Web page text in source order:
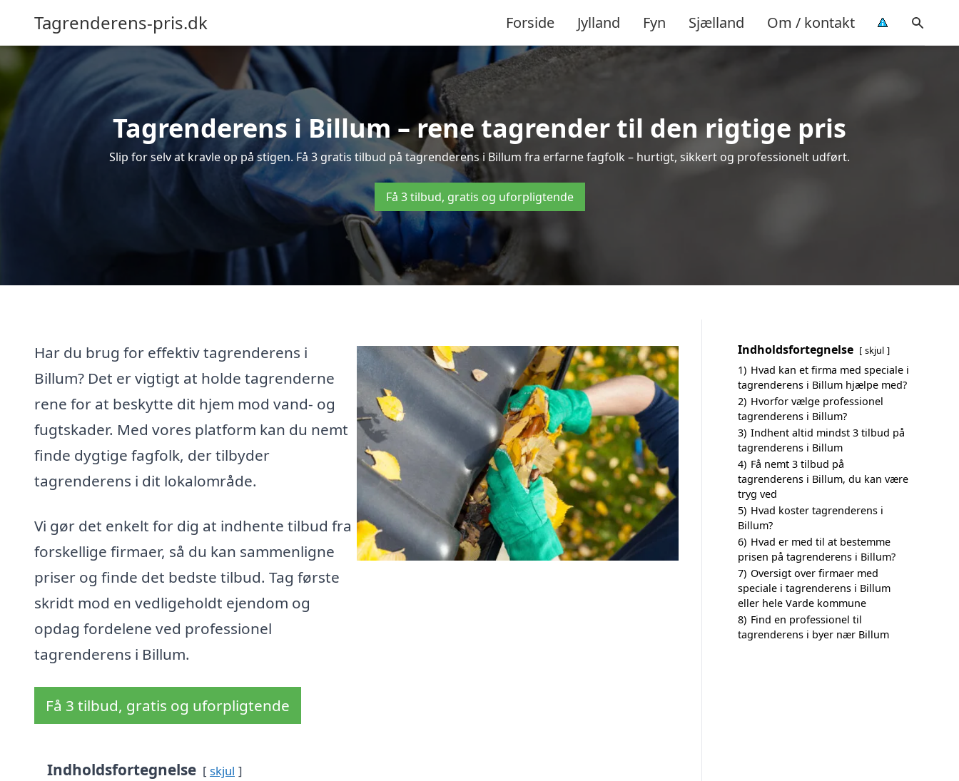
Tagrenderens-pris.dk Forside Jylland Fyn Sjælland Om / kontakt
Tagrenderens i Billum – rene tagrender til den rigtige pris
Slip for selv at kravle op på stigen. Få 3 gratis tilbud på tagrenderens i Billum fra erfarne fagfolk – hurtigt, sikkert og professionelt udført.
Få 3 tilbud, gratis og uforpligtende
Har du brug for effektiv tagrenderens i
Billum? Det er vigtigt at holde tagrenderne
rene for at beskytte dit hjem mod vand- og
fugtskader. Med vores platform kan du nemt
finde dygtige fagfolk, der tilbyder
tagrenderens i dit lokalområde.
Vi gør det enkelt for dig at indhente tilbud fra
forskellige firmaer, så du kan sammenligne
priser og finde det bedste tilbud. Tag første
skridt mod en vedligeholdt ejendom og
opdag fordelene ved professionel
tagrenderens i Billum.
Få 3 tilbud, gratis og uforpligtende
Indholdsfortegnelse skjul
Indholdsfortegnelse skjul
1) Hvad kan et firma med speciale i
tagrenderens i Billum hjælpe med?
2) Hvorfor vælge professionel
tagrenderens i Billum?
3) Indhent altid mindst 3 tilbud på
tagrenderens i Billum
4) Få nemt 3 tilbud på
tagrenderens i Billum, du kan være
tryg ved
5) Hvad koster tagrenderens i
Billum?
6) Hvad er med til at bestemme
prisen på tagrenderens i Billum?
7) Oversigt over firmaer med
speciale i tagrenderens i Billum
eller hele Varde kommune
8) Find en professionel til
tagrenderens i byer nær Billum